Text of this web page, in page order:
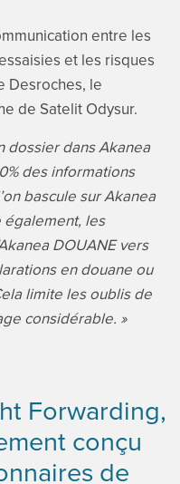
entre les
et les risques
Desroches, le
de Satelit Odysur.
dossier dans Akanea
des informations
bascule sur Akanea
également, les
DOUANE vers
en douane ou
limite les oublis de
considérable. »
Forwarding,
conçu
de